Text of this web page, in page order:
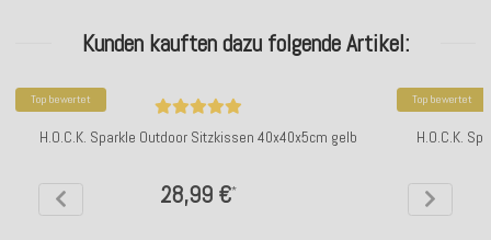
Kunden kauften dazu folgende Artikel:
Top bewertet
H.O.C.K. Sparkle Outdoor Sitzkissen 40x40x5cm gelb
28,99 €*
Top bewertet
H.O.C.K.